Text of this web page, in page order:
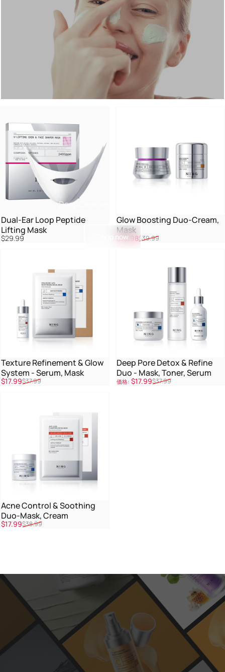
Deep Cleanse, Zero Tightness
Shop now
Dual-Ear Loop Peptide
Lifting Mask
$29.99
Glow Boosting Duo-Cream,
Mask
販売価格
$19.98
通常価格$39.99
Texture Refinement & Glow
System - Serum, Mask
販売価格
$17.99
通常価格$37.99
Deep Pore Detox & Refine
Duo - Mask, Toner, Serum
販売価格
価格: $17.99
通常価格 $37.99
Acne Control & Soothing
Duo-Mask, Cream
販売価格
$17.99
通常価格$38.99